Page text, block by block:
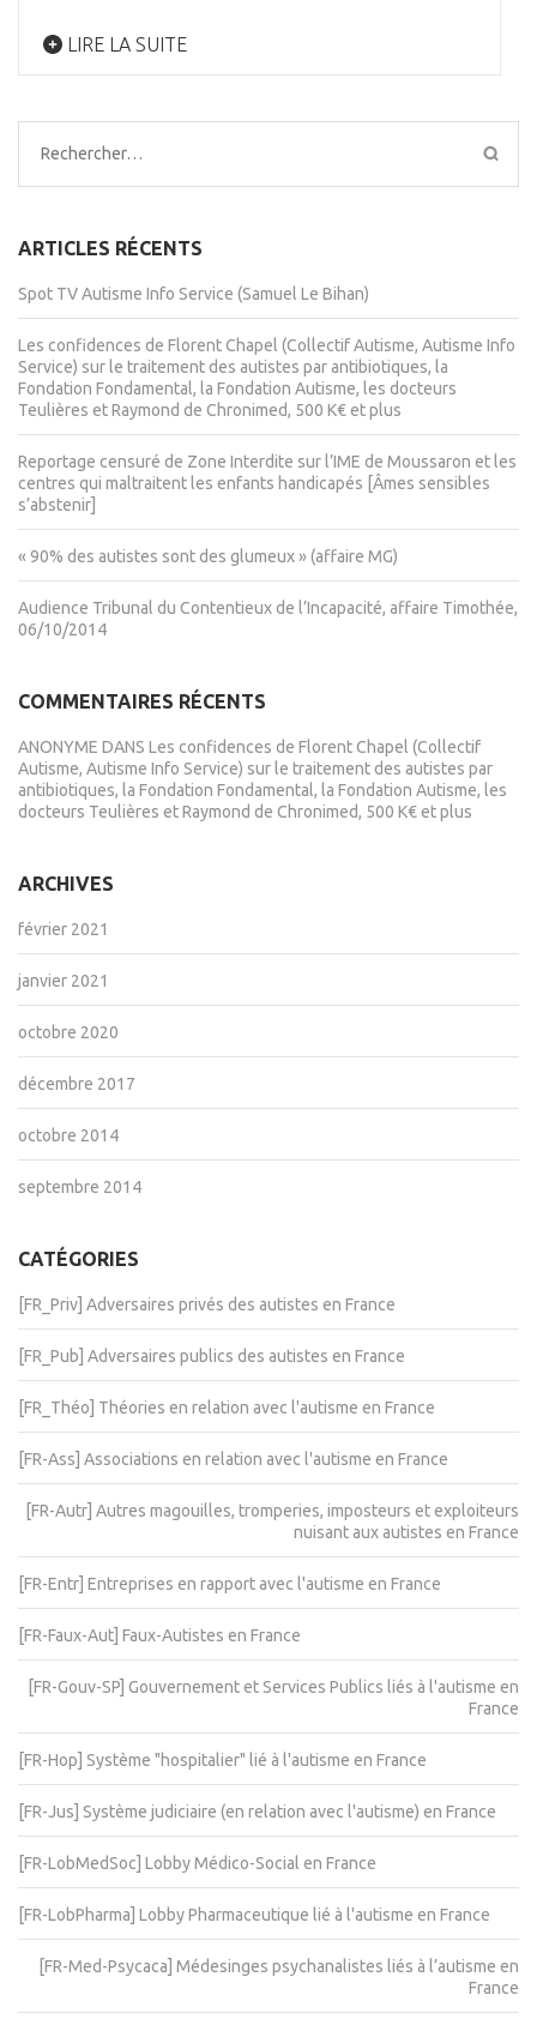
LIRE LA SUITE
Rechercher :
ARTICLES RÉCENTS
Spot TV Autisme Info Service (Samuel Le Bihan)
Les confidences de Florent Chapel (Collectif Autisme, Autisme Info
Service) sur le traitement des autistes par antibiotiques, la
Fondation Fondamental, la Fondation Autisme, les docteurs
Teulières et Raymond de Chronimed, 500 K€ et plus
Reportage censuré de Zone Interdite sur l’IME de Moussaron et les
centres qui maltraitent les enfants handicapés [Âmes sensibles
s’abstenir]
« 90% des autistes sont des glumeux » (affaire MG)
Audience Tribunal du Contentieux de l’Incapacité, affaire Timothée,
06/10/2014
COMMENTAIRES RÉCENTS
ANONYME DANS Les confidences de Florent Chapel (Collectif
Autisme, Autisme Info Service) sur le traitement des autistes par
antibiotiques, la Fondation Fondamental, la Fondation Autisme, les
docteurs Teulières et Raymond de Chronimed, 500 K€ et plus
ARCHIVES
février 2021
janvier 2021
octobre 2020
décembre 2017
octobre 2014
septembre 2014
CATÉGORIES
[FR_Priv] Adversaires privés des autistes en France
[FR_Pub] Adversaires publics des autistes en France
[FR_Théo] Théories en relation avec l'autisme en France
[FR-Ass] Associations en relation avec l'autisme en France
[FR-Autr] Autres magouilles, tromperies, imposteurs et exploiteurs
nuisant aux autistes en France
[FR-Entr] Entreprises en rapport avec l'autisme en France
[FR-Faux-Aut] Faux-Autistes en France
[FR-Gouv-SP] Gouvernement et Services Publics liés à l'autisme en
France
[FR-Hop] Système "hospitalier" lié à l'autisme en France
[FR-Jus] Système judiciaire (en relation avec l'autisme) en France
[FR-LobMedSoc] Lobby Médico-Social en France
[FR-LobPharma] Lobby Pharmaceutique lié à l'autisme en France
[FR-Med-Psycaca] Médesinges psychanalistes liés à l’autisme en
France